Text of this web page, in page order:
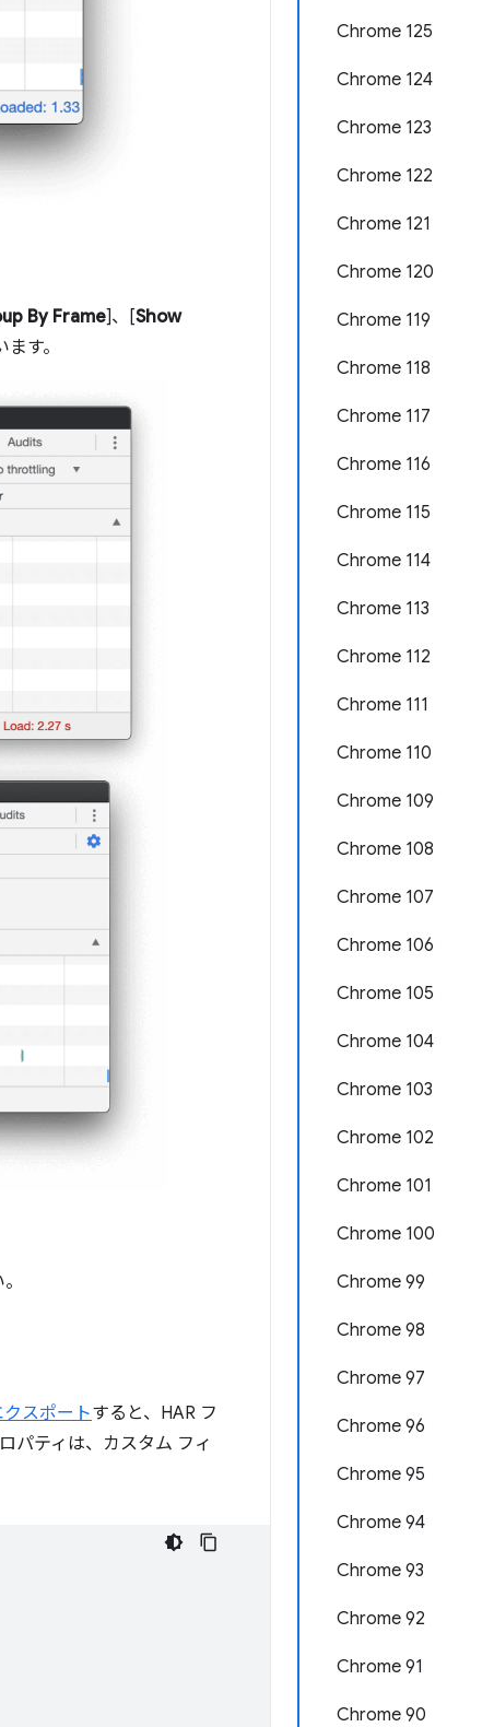
Chrome 125
Chrome 124
Chrome 123
Chrome 122
Chrome 121
Chrome 120
Chrome 119
Chrome 118
Chrome 117
Chrome 116
Chrome 115
Chrome 114
Chrome 113
Chrome 112
Chrome 111
Chrome 110
Chrome 109
Chrome 108
Chrome 107
Chrome 106
Chrome 105
Chrome 104
Chrome 103
Chrome 102
Chrome 101
Chrome 100
Chrome 99
Chrome 98
Chrome 97
Chrome 96
Chrome 95
Chrome 94
Chrome 93
Chrome 92
Chrome 91
Chrome 90
By Frame]、[Show
す。
スポートすると、HAR フ
パティは、カスタム フィ